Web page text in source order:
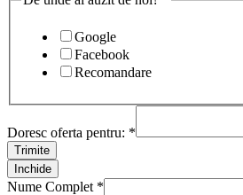
Google
Facebook
Recomandare
Doresc oferta pentru: *
Trimite
Inchide
Nume Complet *